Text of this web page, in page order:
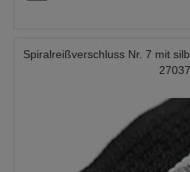
Spiralreißverschluss Nr. 7 mit